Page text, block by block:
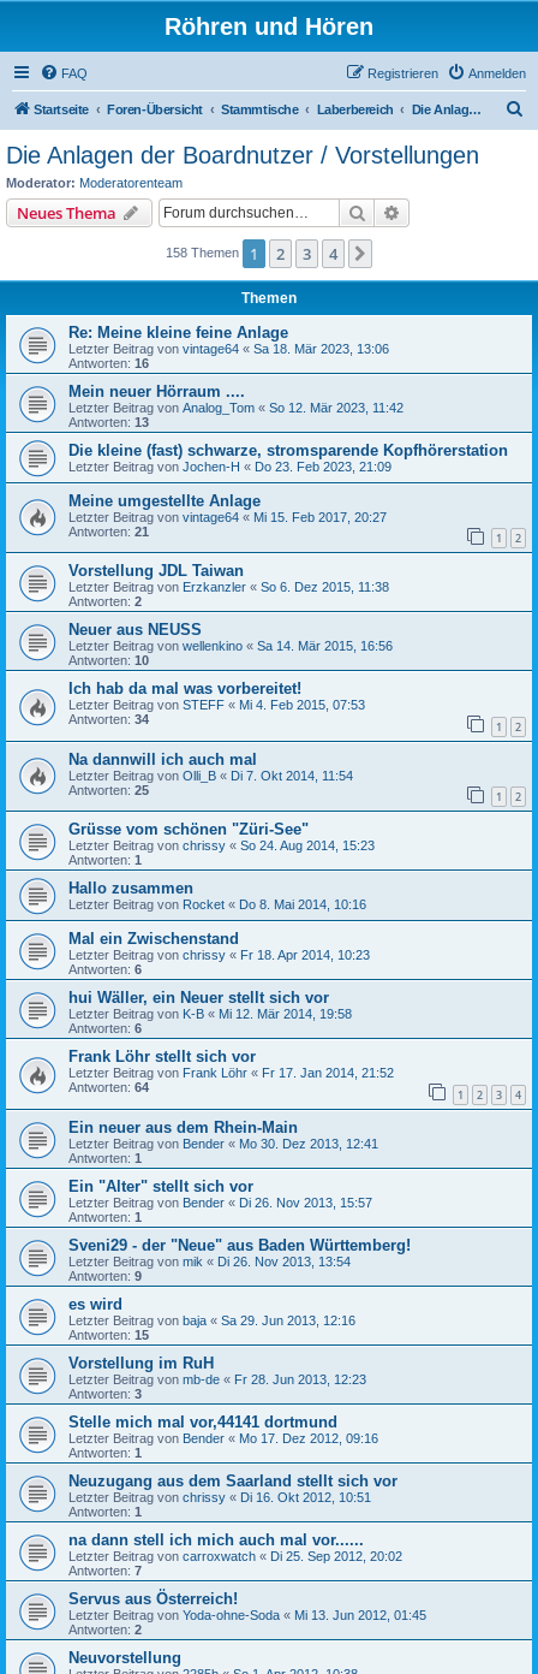
Röhren und Hören
FAQ Anmelden
Registrieren
Startseite Foren-Übersicht Stammtische Laberbereich Die Anlagen der Boardnutzer / Vorstellungen
Die Anlagen der Boardnutzer / Vorstellungen
Moderator: Moderatorenteam
Neues Thema Suche
158 Themen 1 2 3 4
Themen
Re: Meine kleine feine Anlage
Letzter Beitrag von vintage64 « Sa 18. Mär 2023, 13:06
Antworten: 16
Mein neuer Hörraum ....
Letzter Beitrag von Analog_Tom « So 12. Mär 2023, 11:42
Antworten: 13
Die kleine (fast) schwarze, stromsparende Kopfhörerstation
Letzter Beitrag von Jochen-H « Do 23. Feb 2023, 21:09
Meine umgestellte Anlage
Letzter Beitrag von vintage64 « Mi 15. Feb 2017, 20:27
Antworten: 21 1 2
Vorstellung JDL Taiwan
Letzter Beitrag von Erzkanzler « So 6. Dez 2015, 11:38
Antworten: 2
Neuer aus NEUSS
Letzter Beitrag von wellenkino « Sa 14. Mär 2015, 16:56
Antworten: 10
Ich hab da mal was vorbereitet!
Letzter Beitrag von STEFF « Mi 4. Feb 2015, 07:53
Antworten: 34 1 2
Na dannwill ich auch mal
Letzter Beitrag von Olli_B « Di 7. Okt 2014, 11:54
Antworten: 25 1 2
Grüsse vom schönen "Züri-See"
Letzter Beitrag von chrissy « So 24. Aug 2014, 15:23
Antworten: 1
Hallo zusammen
Letzter Beitrag von Rocket « Do 8. Mai 2014, 10:16
Mal ein Zwischenstand
Letzter Beitrag von chrissy « Fr 18. Apr 2014, 10:23
Antworten: 6
hui Wäller, ein Neuer stellt sich vor
Letzter Beitrag von K-B « Mi 12. Mär 2014, 19:58
Antworten: 6
Frank Löhr stellt sich vor
Letzter Beitrag von Frank Löhr « Fr 17. Jan 2014, 21:52
Antworten: 64 1 2 3 4
Ein neuer aus dem Rhein-Main
Letzter Beitrag von Bender « Mo 30. Dez 2013, 12:41
Antworten: 1
Ein "Alter" stellt sich vor
Letzter Beitrag von Bender « Di 26. Nov 2013, 15:57
Antworten: 1
Sveni29 - der "Neue" aus Baden Württemberg!
Letzter Beitrag von mik « Di 26. Nov 2013, 13:54
Antworten: 9
es wird
Letzter Beitrag von baja « Sa 29. Jun 2013, 12:16
Antworten: 15
Vorstellung im RuH
Letzter Beitrag von mb-de « Fr 28. Jun 2013, 12:23
Antworten: 3
Stelle mich mal vor,44141 dortmund
Letzter Beitrag von Bender « Mo 17. Dez 2012, 09:16
Antworten: 1
Neuzugang aus dem Saarland stellt sich vor
Letzter Beitrag von chrissy « Di 16. Okt 2012, 10:51
Antworten: 1
na dann stell ich mich auch mal vor......
Letzter Beitrag von carroxwatch « Di 25. Sep 2012, 20:02
Antworten: 7
Servus aus Österreich!
Letzter Beitrag von Yoda-ohne-Soda « Mi 13. Jun 2012, 01:45
Antworten: 2
Neuvorstellung